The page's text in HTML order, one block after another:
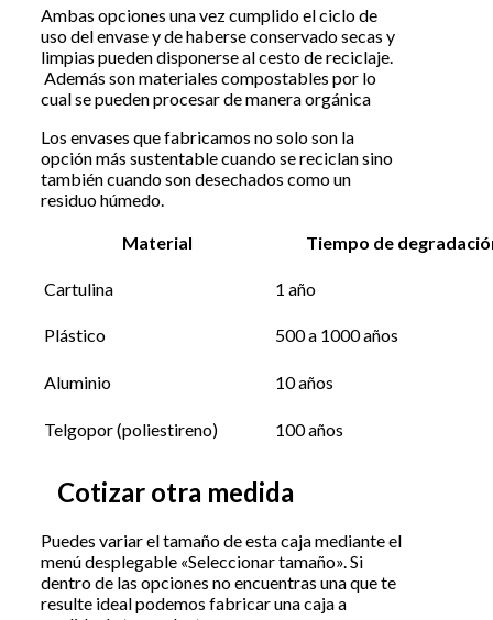
Ambas opciones una vez cumplido el ciclo de
uso del envase y de haberse conservado secas y
limpias pueden disponerse al cesto de reciclaje.
Además son materiales compostables por lo
cual se pueden procesar de manera orgánica
Los envases que fabricamos no solo son la
opción más sustentable cuando se reciclan sino
también cuando son desechados como un
residuo húmedo.
Material Tiempo de
Cartulina 1 año
Plástico 500 a 1000 años
Aluminio 10 años
Telgopor (poliestireno) 100 años
Cotizar otra medida
Puedes variar el tamaño de esta caja mediante el
menú desplegable «Seleccionar tamaño». Si
dentro de las opciones no encuentras una que te
resulte ideal podemos fabricar una caja a